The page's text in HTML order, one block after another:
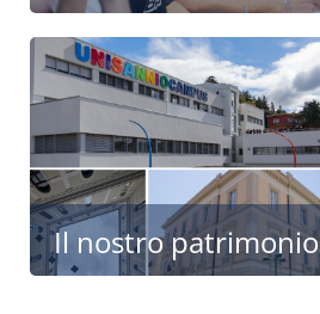
Il nostro patrimonio